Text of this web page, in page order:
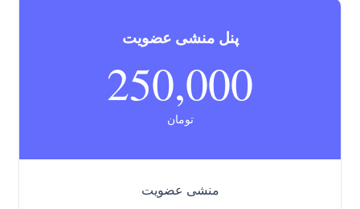
پنل منشی عضویت
250,000
تومان
منشی عضویت